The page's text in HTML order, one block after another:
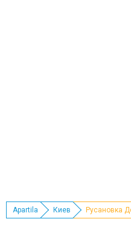
Apartila Киев Русановка